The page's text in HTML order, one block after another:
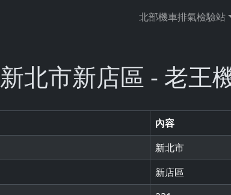
北部機車排氣檢驗站
新北市新店區 - 老王
內容
新北市
新店區